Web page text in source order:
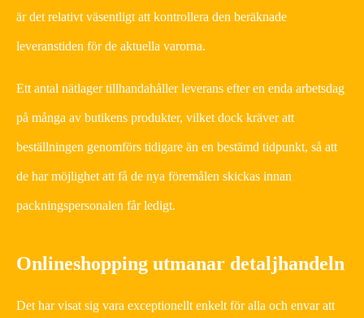
är det relativt väsentligt att kontrollera den beräknade
leveranstiden för de aktuella varorna.
Ett antal nätlager tillhandahåller leverans efter en enda arbetsdag
på många av butikens produkter, vilket dock kräver att
beställningen genomförs tidigare än en bestämd tidpunkt, så att
de har möjlighet att få de nya föremålen skickas innan
packningspersonalen får ledigt.
Onlineshopping utmanar detaljhandeln
Det har visat sig vara exceptionellt enkelt för alla och envar att